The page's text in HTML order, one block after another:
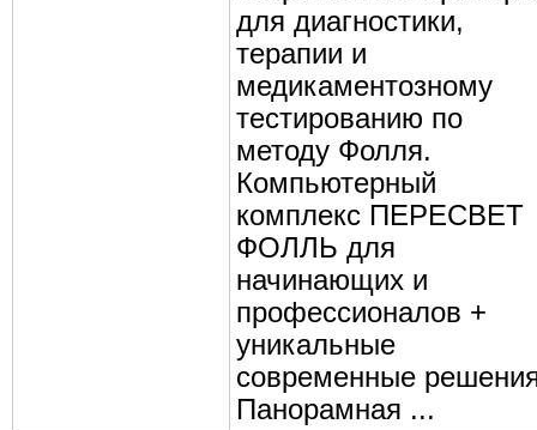
для диагностики,
терапии и
медикаментозному
тестированию по
методу Фолля.
Компьютерный
комплекс ПЕРЕСВЕТ
ФОЛЛЬ для
начинающих и
профессионалов +
уникальные
современные
Панорамная ...